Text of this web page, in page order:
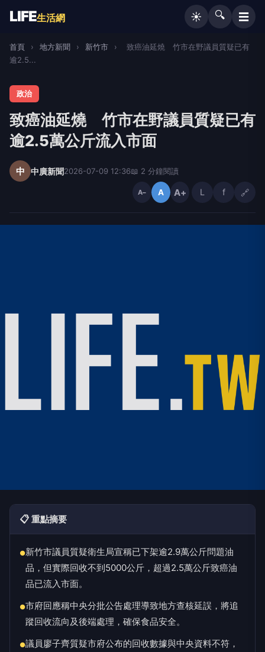
LIFE生活網 ☀️ 🔍 ☰
首頁 › 地方新聞 › 新竹市 ›
致癌油延燒 竹市在野議員質疑已有
逾2.5...
政治
致癌油延燒 竹市在野議員質疑已有
逾2.5萬公斤流入市面
中 中廣新聞2026-07-09 12:36📖 2 分鐘閱讀
A− A A+ L f 🔗
📋 重點摘要
●新竹市議員質疑衛生局宣稱已下架逾2.9萬公斤問題油
品，但實際回收不到5000公斤，超過2.5萬公斤致癌油
品已流入市面。
●市府回應稱中央分批公告處理導致地方查核延誤，將追
蹤回收流向及後端處理，確保食品安全。
●議員廖子齊質疑市府公布的回收數據與中央資料不符，